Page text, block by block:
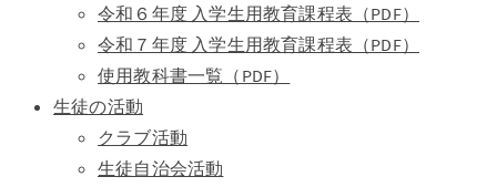
令和６年度 入学生用教育課程表（PDF）
令和７年度 入学生用教育課程表（PDF）
使用教科書一覧（PDF）
生徒の活動
クラブ活動
生徒自治会活動